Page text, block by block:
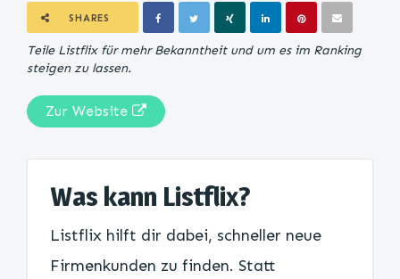
SHARES
Teile Listflix für mehr Bekanntheit und um es im Ranking
steigen zu lassen.
Zur Website
Was kann Listflix?
Listflix hilft dir dabei, schneller neue
Firmenkunden zu finden. Statt